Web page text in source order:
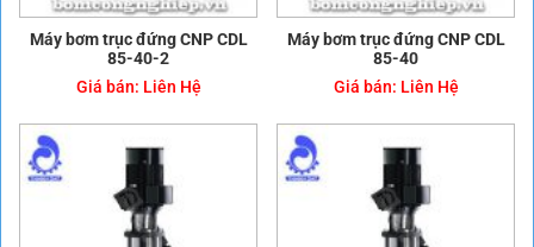
Máy bơm trục đứng CNP CDL
85-40-2
Giá bán: Liên Hệ
Máy bơm trục đứng CNP CDL
85-40
Giá bán: Liên Hệ